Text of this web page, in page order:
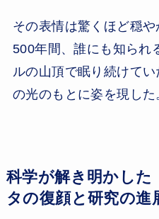
その表情は驚くほど穏や
500年間、誰にも知られ
ルの山頂で眠り続けて
の光のもとに姿を現した
科学が解き明かし
タの復顔と研究の進